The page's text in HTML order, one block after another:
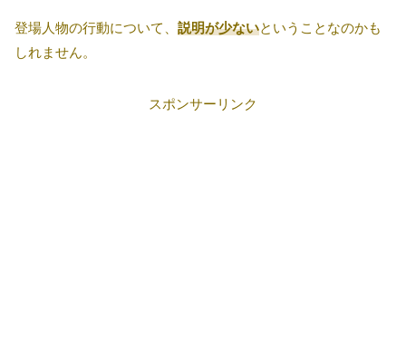
登場人物の行動について、 説明が少ないということなのかも
しれません。
スポンサーリンク